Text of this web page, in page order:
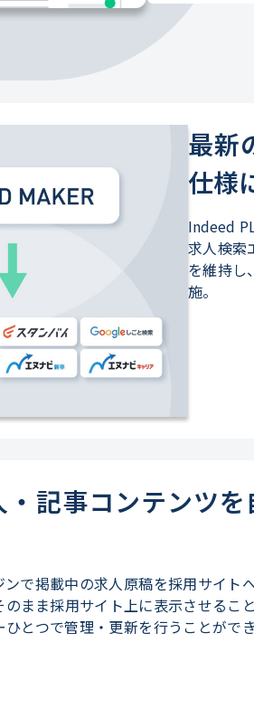
最新
仕様
Indeed
求人検索
を維持し
施。
記事コンテンツを
で掲載中の求人原稿を採用サイト
まま採用サイト上に表示させるこ
とつで管理・更新を行うことがで